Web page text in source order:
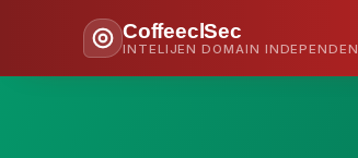
CoffeeclSec
INTELIJEN DOMAIN INDEPENDEN